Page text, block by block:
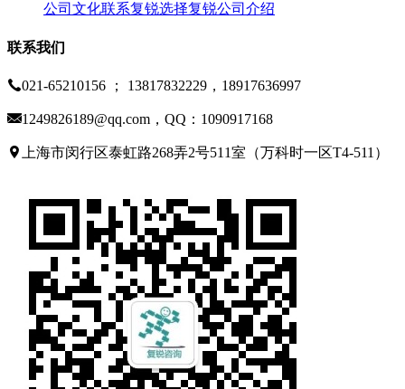
公司文化联系复锐选择复锐公司介绍
联系我们
021-65210156 ； 13817832229，18917636997
1249826189@qq.com，QQ：1090917168
上海市闵行区泰虹路268弄2号511室（万科时一区T4-511）